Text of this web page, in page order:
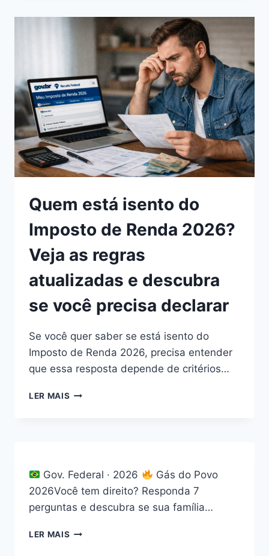
ESTÁ
ISENTO
DO
IMPOSTO
RENDA
2026
OU
SE
PRECISA
DECLARAR
Quem está isento do
Imposto de Renda 2026?
Veja as regras
atualizadas e descubra
se você precisa declarar
Se você quer saber se está isento do
Imposto de Renda 2026, precisa entender
que essa resposta depende de critérios…
LER MAIS QUEM
RENDA
2026?
VEJA
AS
ATUALIZADAS
Gov. Federal · 2026
Gás do Povo
2026Você tem direito? Responda 7
perguntas e descubra se sua família…
LER MAIS